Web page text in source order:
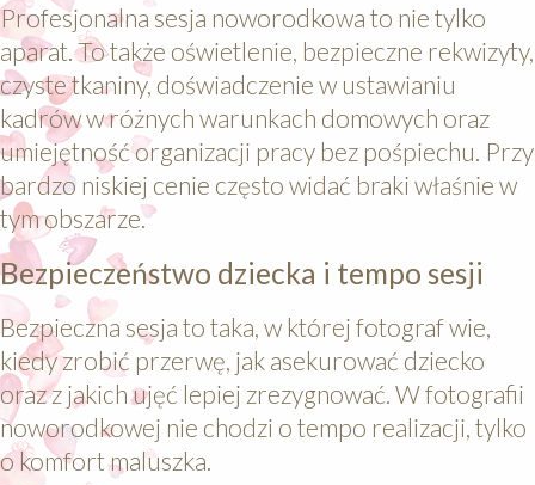
Profesjonalna sesja noworodkowa to nie tylko
aparat. To także oświetlenie, bezpieczne rekwizyty,
czyste tkaniny, doświadczenie w ustawianiu
kadrów w różnych warunkach domowych oraz
umiejętność organizacji pracy bez pośpiechu. Przy
bardzo niskiej cenie często widać braki właśnie w
tym obszarze.
Bezpieczeństwo dziecka i tempo sesji
Bezpieczna sesja to taka, w której fotograf wie,
kiedy zrobić przerwę, jak asekurować dziecko
oraz z jakich ujęć lepiej zrezygnować. W fotografii
noworodkowej nie chodzi o tempo realizacji, tylko
o komfort maluszka.